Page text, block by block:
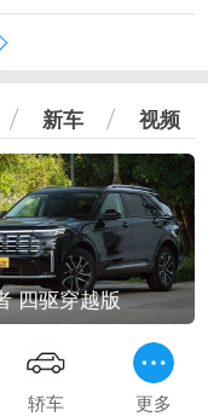
新车 视频
四驱穿越版
轿车 更多